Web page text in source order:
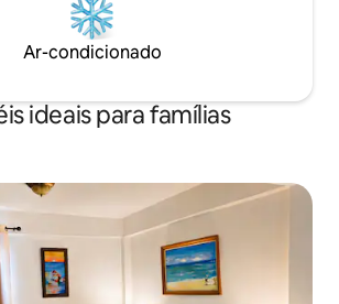
Ar-condicionado
ideais para famílias